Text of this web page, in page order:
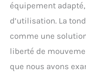
équipement
d’utilisation. La
comme une
liberté de
que nous avons